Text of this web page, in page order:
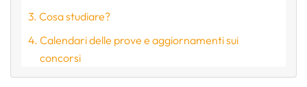
Cosa studiare?
Calendari delle prove e aggiornamenti sui
concorsi